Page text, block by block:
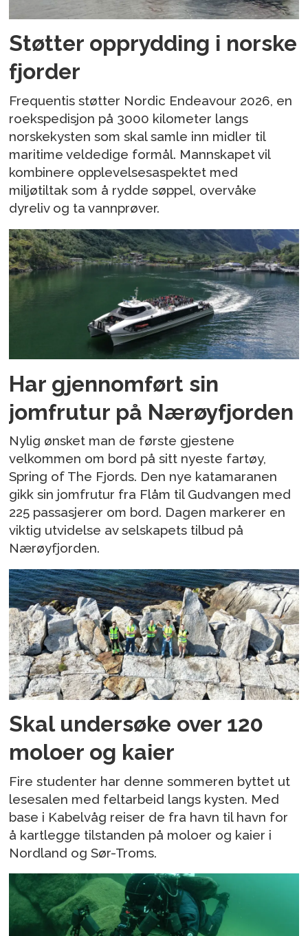
Støtter opprydding i norske
fjorder
Frequentis støtter Nordic Endeavour 2026, en
roekspedisjon på 3000 kilometer langs
norskekysten som skal samle inn midler til
maritime veldedige formål. Mannskapet vil
kombinere opplevelsesaspektet med
miljøtiltak som å rydde søppel, overvåke
dyreliv og ta vannprøver.
Har gjennomført sin
jomfrutur på Nærøyfjorden
Nylig ønsket man de første gjestene
velkommen om bord på sitt nyeste fartøy,
Spring of The Fjords. Den nye katamaranen
gikk sin jomfrutur fra Flåm til Gudvangen med
225 passasjerer om bord. Dagen markerer en
viktig utvidelse av selskapets tilbud på
Nærøyfjorden.
Skal undersøke over 120
moloer og kaier
Fire studenter har denne sommeren byttet ut
lesesalen med feltarbeid langs kysten. Med
base i Kabelvåg reiser de fra havn til havn for
å kartlegge tilstanden på moloer og kaier i
Nordland og Sør-Troms.